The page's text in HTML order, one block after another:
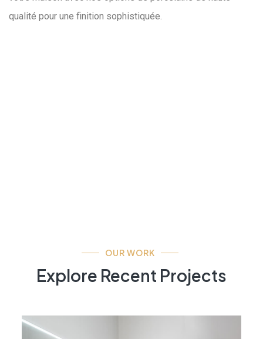
qualité pour une finition sophistiquée.
OUR WORK
Explore Recent Projects